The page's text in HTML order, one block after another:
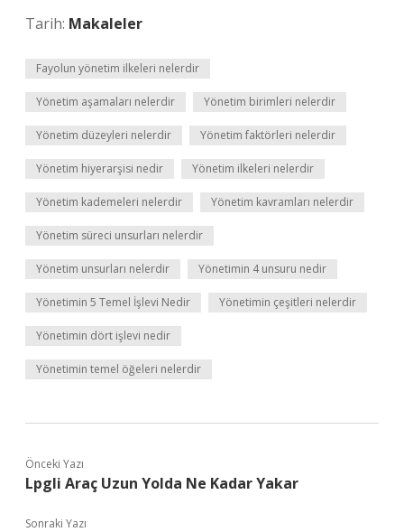
Tarih: Makaleler
Fayolun yönetim ilkeleri nelerdir
Yönetim aşamaları nelerdir Yönetim birimleri nelerdir
Yönetim düzeyleri nelerdir Yönetim faktörleri nelerdir
Yönetim hiyerarşisi nedir Yönetim ilkeleri nelerdir
Yönetim kademeleri nelerdir Yönetim kavramları nelerdir
Yönetim süreci unsurları nelerdir
Yönetim unsurları nelerdir Yönetimin 4 unsuru nedir
Yönetimin 5 Temel İşlevi Nedir Yönetimin çeşitleri nelerdir
Yönetimin dört işlevi nedir
Yönetimin temel öğeleri nelerdir
Önceki Yazı
Lpgli Araç Uzun Yolda Ne Kadar Yakar
Sonraki Yazı